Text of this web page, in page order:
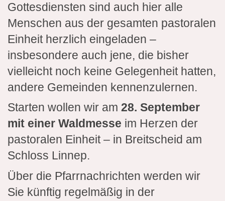
Gottesdiensten sind auch hier alle
Menschen aus der gesamten pastoralen
Einheit herzlich eingeladen –
insbesondere auch jene, die bisher
vielleicht noch keine Gelegenheit hatten,
andere Gemeinden kennenzulernen.
Starten wollen wir am 28. September
mit einer Waldmesse im Herzen der
pastoralen Einheit – in Breitscheid am
Schloss Linnep.
Über die Pfarrnachrichten werden wir
Sie künftig regelmäßig in der